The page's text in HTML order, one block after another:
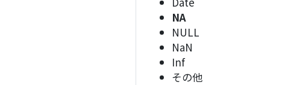
NA
NULL
NaN
Inf
その他